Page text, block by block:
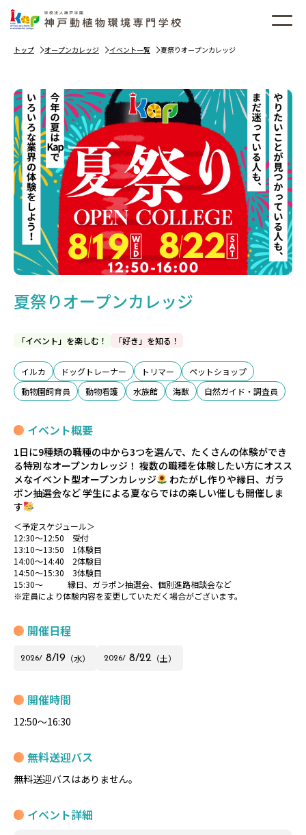
トップ オープンカレッジ イベント一覧 夏祭りオープンカレッジ
夏祭りオープンカレッジ
「イベント」を楽しむ！ 「好き」を知る！
イルカ ドッグトレーナー トリマー
ペットショップ
動物園飼育員
動物看護 水族館 海獣 自然ガイド・調査員
イベント概要
1日に9種類の職種の中から3つを選んで、たくさんの体験ができ
る特別なオープンカレッジ！ 複数の職種を体験したい方にオスス
メなイベント型オープンカレッジ
わたがし作りや縁日、ガラ
ポン抽選会など 学生による夏ならではの楽しい催しも開催しま
す
＜予定スケジュール＞
12:30～12:50 受付
13:10～13:50 1体験目
14:00～14:40 2体験目
14:50～15:30 3体験目
15:30～ 縁日、ガラポン抽選会、個別進路相談会など
※定員により体験内容を変更していただく場合がございます。
開催日程
2026/ 8/19 （水） 2026/ 8/22 （土）
開催時間
12:50～16:30
無料送迎バス
無料送迎バスはありません。
イベント詳細